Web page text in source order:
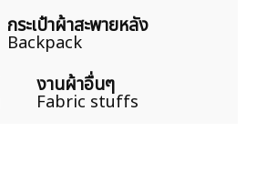
กระเป๋าผ้าสะพายหลัง
Backpack
งานผ้าอื่นๆ
Fabric stuffs